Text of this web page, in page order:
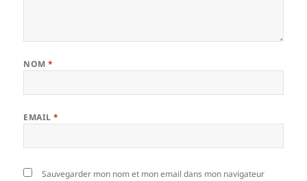
NOM*
EMAIL*
Sauvegarder mon nom et mon email dans mon navigateur